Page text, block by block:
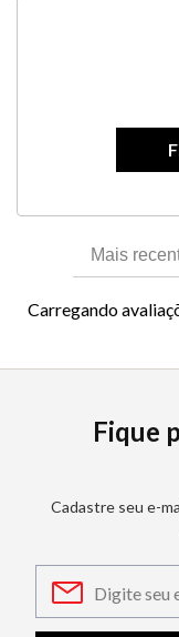
Mais
Carregando
Fique
Cadastre seu e-